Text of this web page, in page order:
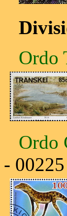
Ordo
Ordo
- 00225